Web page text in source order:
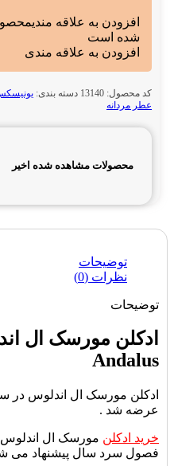
افزودن به علاقه مندی
شده است
افزودن به علاقه مندی
کد محصول: 13140 دسته بندی:
عطر مردانه
محصولات مشاهده شده اخیر
توضیحات
نظرات (0)
توضیحات
Andalus
عرضه شد .
خرید ادکلن مورسک ال اندلوس
فصول سرد سال پیشنهاد می